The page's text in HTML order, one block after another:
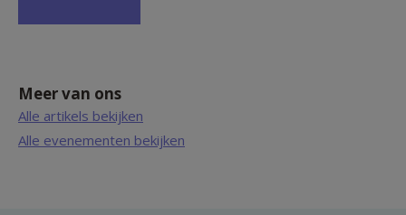
Meer van ons
Alle artikels bekijken
Alle evenementen bekijken